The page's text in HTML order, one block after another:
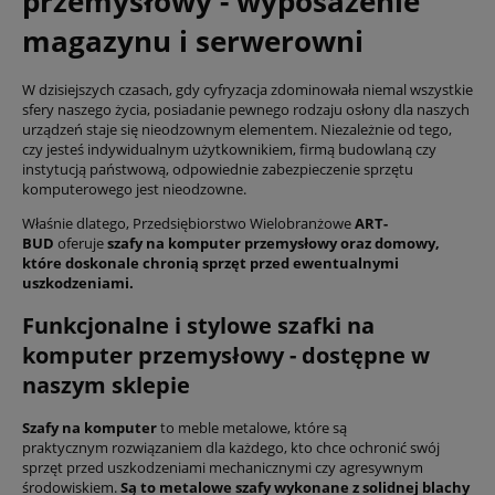
magazynu i serwerowni
W dzisiejszych czasach, gdy cyfryzacja zdominowała niemal wszystkie
sfery naszego życia, posiadanie pewnego rodzaju osłony dla naszych
urządzeń staje się nieodzownym elementem. Niezależnie od tego,
czy jesteś indywidualnym użytkownikiem, firmą budowlaną czy
instytucją państwową, odpowiednie zabezpieczenie sprzętu
komputerowego jest nieodzowne.
Właśnie dlatego, Przedsiębiorstwo WielobranżoweART-
BUD oferujeszafy na komputer przemysłowy oraz domowy,
które doskonale chronią sprzęt przed ewentualnymi
uszkodzeniami.
Funkcjonalne i stylowe szafki na
komputer przemysłowy - dostępne w
naszym sklepie
Szafy na komputerto meble metalowe, które są
praktycznym rozwiązaniem dla każdego, kto chce ochronić swój
sprzęt przed uszkodzeniami mechanicznymi czy agresywnym
środowiskiem.Są to metalowe szafy wykonane z solidnej blachy